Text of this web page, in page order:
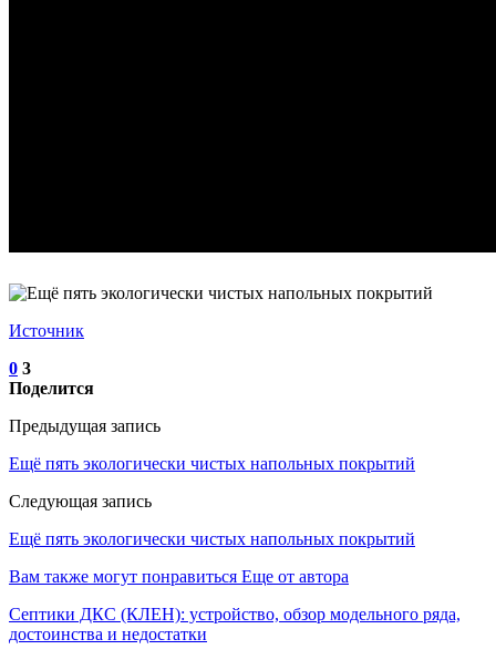
Источник
0 3
Поделится
Предыдущая запись
Ещё пять экологически чистых напольных покрытий
Следующая запись
Ещё пять экологически чистых напольных покрытий
Вам также могут понравиться Еще от автора
Септики ДКС (КЛЕН): устройство, обзор модельного ряда,
достоинства и недостатки